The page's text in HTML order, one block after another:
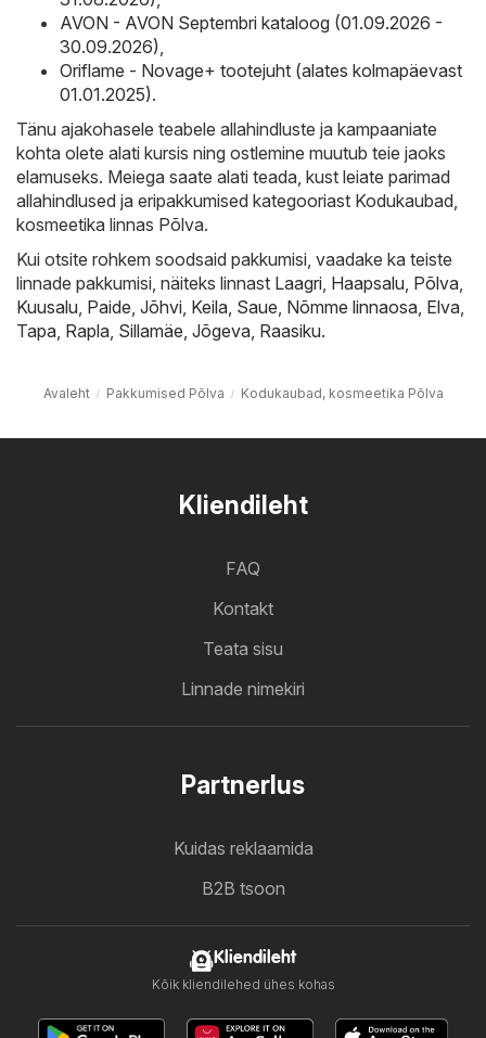
AVON - AVON Septembri kataloog (01.09.2026 -
30.09.2026)
Oriflame - Novage+ tootejuht (alates kolmapäevast
01.01.2025).
Tänu ajakohasele teabele allahindluste ja kampaaniate
kohta olete alati kursis ning ostlemine muutub teie jaoks
elamuseks. Meiega saate alati teada, kust leiate parimad
allahindlused ja eripakkumised kategooriast Kodukaubad,
kosmeetika linnas Põlva.
Kui otsite rohkem soodsaid pakkumisi, vaadake ka teiste
linnade pakkumisi, näiteks linnast Laagri Haapsalu Põlva
Kuusalu Paide Jõhvi Keila Saue Nõmme linnaosa Elva
Tapa Rapla Sillamäe Jõgeva Raasiku.
Avaleht Pakkumised Põlva Kodukaubad, kosmeetika Põlva
Kliendileht
FAQ
Kontakt
Teata sisu
Linnade nimekiri
Partnerlus
Kuidas reklaamida
B2B tsoon
Kliendileht
Kõik kliendilehed ühes kohas